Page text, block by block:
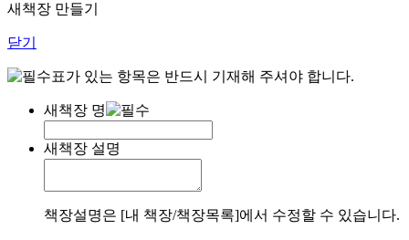
새책장 만들기
닫기
표가 있는 항목은 반드시 기재해 주셔야 합니다.
새책장 명
새책장 설명
책장설명은 [내 책장/책장목록]에서 수정할 수 있습니다.